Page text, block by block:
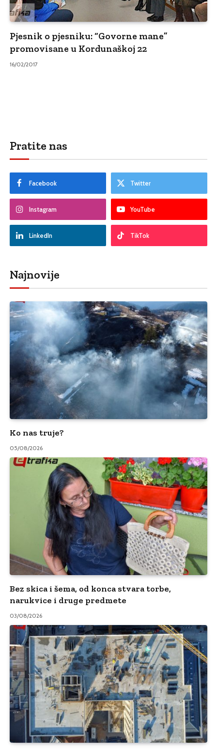
Pjesnik o pjesniku: “Govorne mane”
promovisane u Kordunaškoj 22
16/02/2017
Pratite nas
Facebook Twitter
Instagram YouTube
LinkedIn TikTok
Najnovije
Ko nas truje?
05/08/2026
Bez skica i šema, od konca stvara torbe,
narukvice i druge predmete
03/08/2026